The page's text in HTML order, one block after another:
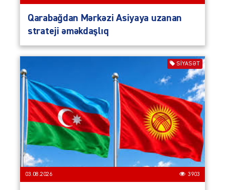
Qarabağdan Mərkəzi Asiyaya uzanan
strateji əməkdaşlıq
SIYASƏT
03.08.2026 3903